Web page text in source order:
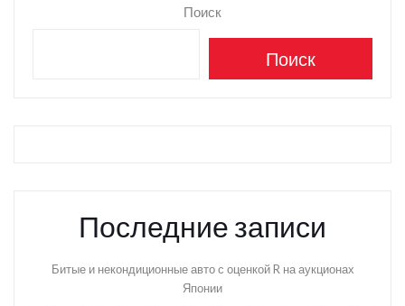
Поиск
Поиск
Последние записи
Битые и некондиционные авто с оценкой R на аукционах
Японии